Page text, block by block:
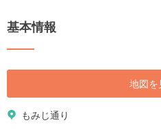
基本情報
地図を
もみじ通り